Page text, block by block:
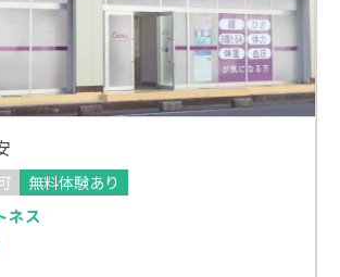
無料体験あり
ネス